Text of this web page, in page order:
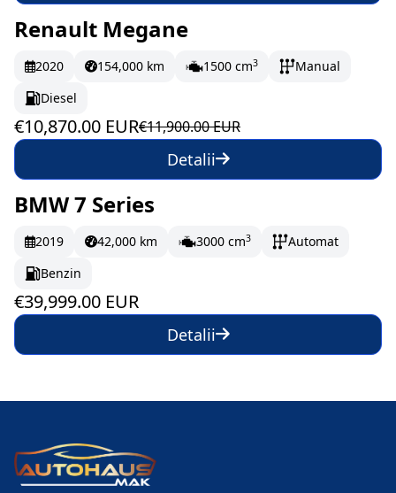
În stoc 181.17 EUR/lună
Renault Megane
2020 154,000 km 1500 cm3
Manual
Diesel
€10,870.00 EUR€11,900.00 EUR
Detalii
La comandă
BMW 7 Series
2019 42,000 km 3000 cm3
Automat
Benzin
€39,999.00 EUR
Detalii